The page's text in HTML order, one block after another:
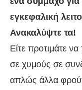
εγκεφαλική
Ανακαλύψτε τα!
Είτε προτιμάτε
σε χυμούς σε
απλώς άλλα